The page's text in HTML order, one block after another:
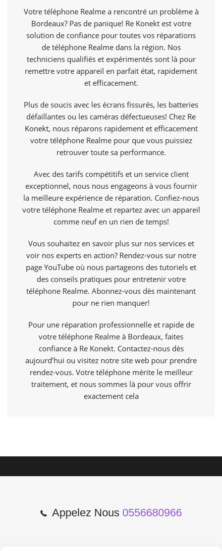
Votre téléphone Realme a rencontré un problème à
Bordeaux? Pas de panique! Re Konekt est votre
solution de confiance pour toutes vos réparations
de téléphone Realme dans la région. Nos
techniciens qualifiés et expérimentés sont là pour
remettre votre appareil en parfait état, rapidement
et efficacement.
Plus de soucis avec les écrans fissurés, les batteries
défaillantes ou les caméras défectueuses! Chez Re
Konekt, nous réparons rapidement et efficacement
votre téléphone Realme pour que vous puissiez
retrouver toute sa performance.
Avec des tarifs compétitifs et un service client
exceptionnel, nous nous engageons à vous fournir
la meilleure expérience de réparation. Confiez-nous
votre téléphone Realme et repartez avec un appareil
comme neuf en un rien de temps!
Vous souhaitez en savoir plus sur nos services et
voir nos experts en action? Rendez-vous sur notre
page YouTube où nous partageons des tutoriels et
des conseils pratiques pour entretenir votre
téléphone Realme. Abonnez-vous dès maintenant
pour ne rien manquer!
Pour une réparation professionnelle et rapide de
votre téléphone Realme à Bordeaux, faites
confiance à Re Konekt. Contactez-nous dès
aujourd’hui ou visitez notre site web pour prendre
rendez-vous. Votre téléphone mérite le meilleur
traitement, et nous sommes là pour vous offrir
exactement cela
Appelez Nous 0556680966